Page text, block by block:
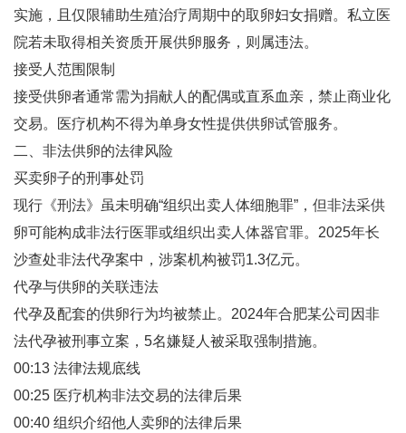
实施，且仅限辅助生殖治疗周期中的取卵妇女捐赠‌。私立医
院若未取得相关资质开展供卵服务，则属违法‌。
接受人范围限制‌
接受供卵者通常需为捐献人的配偶或直系血亲，禁止商业化
交易‌。医疗机构不得为单身女性提供供卵试管服务‌。
二、非法供卵的法律风险
买卖卵子的刑事处罚‌
现行《刑法》虽未明确“组织出卖人体细胞罪”，但非法采供
卵可能构成非法行医罪或组织出卖人体器官罪。2025年长
沙查处非法代孕案中，涉案机构被罚1.3亿元‌。
代孕与供卵的关联违法‌
代孕及配套的供卵行为均被禁止。2024年合肥某公司因非
法代孕被刑事立案，5名嫌疑人被采取强制措施‌。
00:13 法律法规底线
00:25 医疗机构非法交易的法律后果
00:40 组织介绍他人卖卵的法律后果